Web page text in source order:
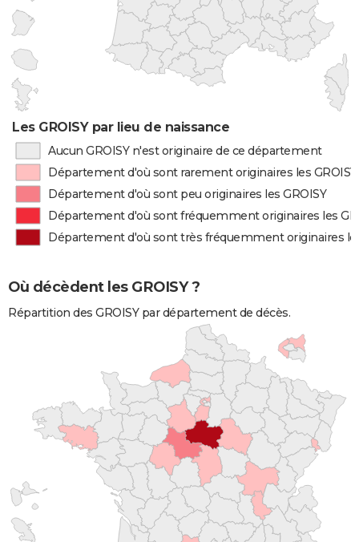
Les GROISY par lieu de naissance
Aucun GROISY n'est originaire de ce département
Département d'où sont rarement originaires les GROISY
Département d'où sont peu originaires les GROISY
Département d'où sont fréquemment originaires les
Département d'où sont très fréquemment originaires
Où décèdent les GROISY ?
Répartition des GROISY par département de décès.